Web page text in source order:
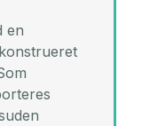
en